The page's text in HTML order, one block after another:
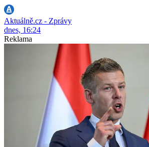
Aktuálně.cz - Zprávy
dnes, 16:24
Reklama